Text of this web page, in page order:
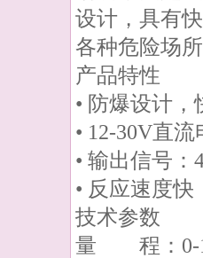
设计，具有
各种危险场
产品特性
• 防爆设计
• 12-30V直
• 输出信号
• 反应速度
技术参数
量 程：0-